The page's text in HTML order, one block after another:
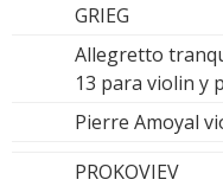
GRIEG
Allegretto
13 para violin y
Pierre Amoyal
PROKOVIEV